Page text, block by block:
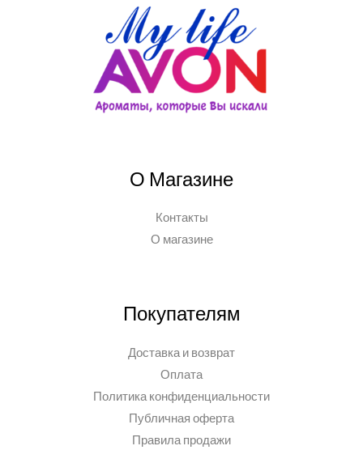
О Магазине
Контакты
О магазине
Покупателям
Доставка и возврат
Оплата
Политика конфиденциальности
Публичная оферта
Правила продажи